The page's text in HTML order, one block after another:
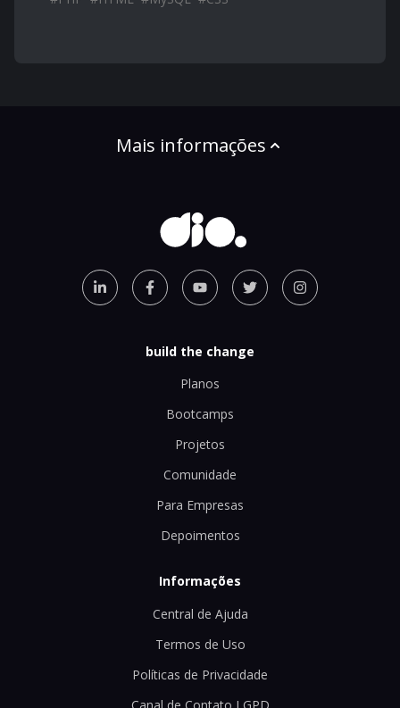
Mais informações
build the change
Planos
Bootcamps
Projetos
Comunidade
Para Empresas
Depoimentos
Informações
Central de Ajuda
Termos de Uso
Políticas de Privacidade